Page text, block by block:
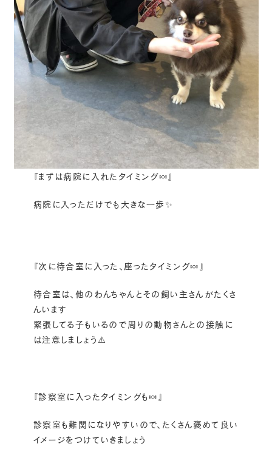
『まずは病院に入れたタイミング🍬』
病院に入っただけでも大きな一歩✨
『次に待合室に入った、座ったタイミング🍬』
待合室は、他のわんちゃんとその飼い主さんがたくさ
んいます
緊張してる子もいるので周りの動物さんとの接触に
は注意しましょう⚠️
『診察室に入ったタイミングも🍬』
診察室も難関になりやすいので、たくさん褒めて良い
イメージをつけていきましょう